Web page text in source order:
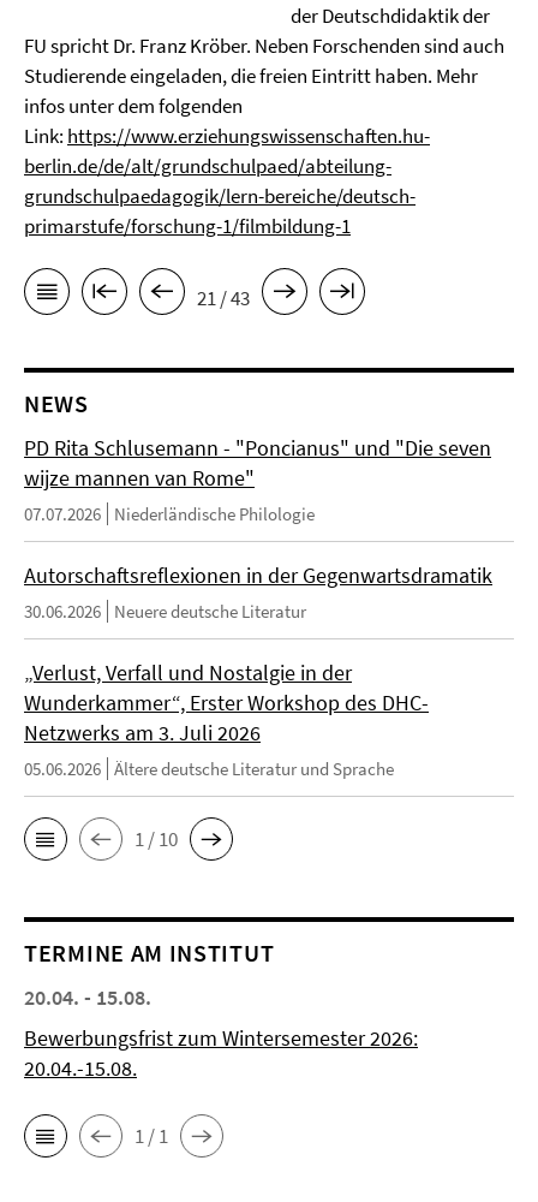
der Deutschdidaktik der
FU spricht Dr. Franz Kröber. Neben Forschenden sind auch
Studierende eingeladen, die freien Eintritt haben. Mehr
infos unter dem folgenden
Link: https://www.erziehungswissenschaften.hu-
berlin.de/de/alt/grundschulpaed/abteilung-
grundschulpaedagogik/lern-bereiche/deutsch-
primarstufe/forschung-1/filmbildung-1
21 / 43
NEWS
PD Rita Schlusemann - "Poncianus" und "Die seven
wijze mannen van Rome"
07.07.2026 Niederländische Philologie
Autorschaftsreflexionen in der Gegenwartsdramatik
30.06.2026 Neuere deutsche Literatur
„Verlust, Verfall und Nostalgie in der
Wunderkammer“, Erster Workshop des DHC-
Netzwerks am 3. Juli 2026
05.06.2026 Ältere deutsche Literatur und Sprache
1 / 10
TERMINE AM INSTITUT
20.04. - 15.08.
Bewerbungsfrist zum Wintersemester 2026:
20.04.-15.08.
1 / 1